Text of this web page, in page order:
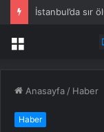
Menü
Anasayfa / Haber
Haber